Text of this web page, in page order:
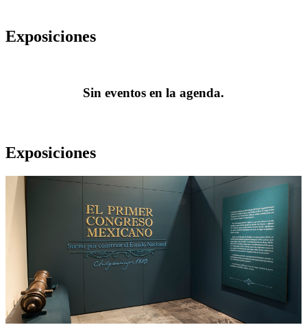
Exposiciones
Sin eventos en la agenda.
Exposiciones